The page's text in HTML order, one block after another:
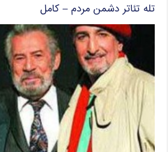
تله تئاتر دشمن مردم – کامل